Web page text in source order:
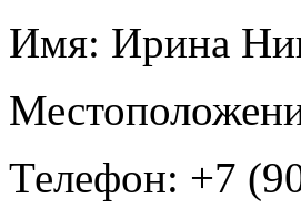
Имя: Ирина
Телефон: +7